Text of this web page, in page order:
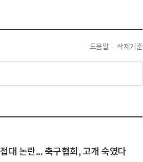
도움말 삭제기준
대 논란... 축구협회, 고개 숙였다